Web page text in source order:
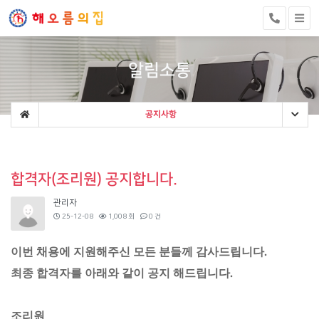
알림소통
공지사항
합격자(조리원) 공지합니다.
관리자
25-12-08 1,008 회 0 건
이번 채용에 지원해주신 모든 분들께 감사드립니다.
최종 합격자를 아래와 같이 공지 해드립니다.
조리원